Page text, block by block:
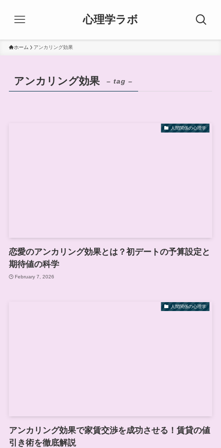
心理学ラボ
ホーム アンカリング効果
アンカリング効果 – tag –
人間関係の心理学
恋愛のアンカリング効果とは？初デートの予算設定と
期待値の科学
February 7, 2026
人間関係の心理学
アンカリング効果で家賃交渉を成功させる！賃貸の値
引き術を徹底解説